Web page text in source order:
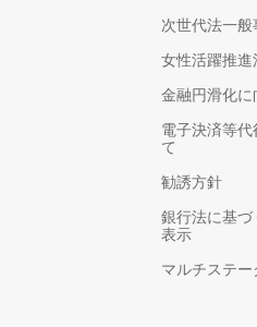
次世代法一
女性活躍推
金融円滑化
電子決済等
て
勧誘方針
銀行法に基
表示
マルチステ